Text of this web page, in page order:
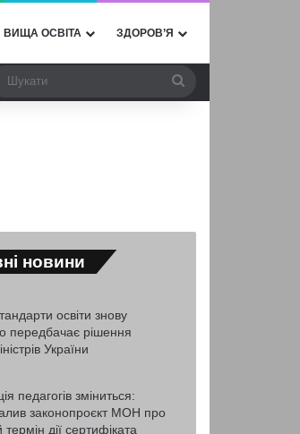
ВИЩА ОСВІТА ЗДОРОВ’Я
стаття
skin
новини
освіти знову
передбачає рішення
України
педагогів зміниться:
законопроєкт МОН про
термін дії сертифіката